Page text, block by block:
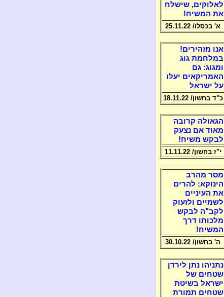
לאלוקים, שישלח
את המשיח!
א' בכסלו/ 25.11.22
אנו מזהירים!
במלחמת גוג
ומגוג: גם
האמריקאים יעלו
על ישראל
כ"ד בחשון/ 18.11.22
הגאולה קרובה
מאוד אם נצעק
לבקש משיח!
י"ז בחשון/ 11.11.22
מסר מהרב
הינוקא: להרים
את העיניים
לשמיים ולזעוק
לקב"ה לבקש
מלכותו דרך
המשיח!
ה' בחשון/ 30.10.22
נתניהו נתן לירדן
שטחים של
ישראל בשיטת
שטחים תמורת